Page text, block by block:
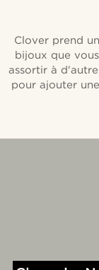
Clover prend
bijoux que
assortir à
pour ajouter